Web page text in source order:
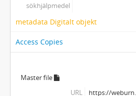
sökhjälpmedel
metadata Digitalt objekt
Access Copies
Master file
URL
https://